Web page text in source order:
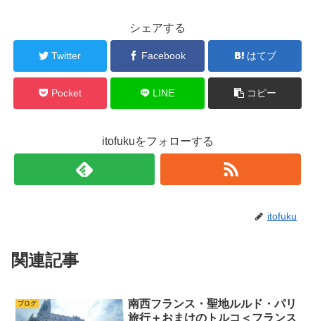
シェアする
Twitter Facebook はてブ
Pocket LINE コピー
itofukuをフォローする
itofuku
関連記事
ブログ
南西フランス・聖地ルルド・パリ
旅行＋おまけのトルコ＜フランス